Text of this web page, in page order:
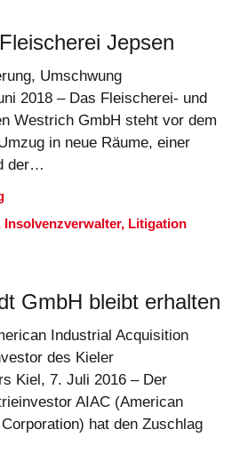
Jepsen
Umschwung
2018 – Das Fleischerei- und
Westrich GmbH steht vor dem
in neue Räume, einer
der…
Insolvenzverwalter, Litigation
GmbH bleibt erhalten
Industrial Acquisition
des Kieler
Kiel, 7. Juli 2016 – Der
AIAC (American
hat den Zuschlag